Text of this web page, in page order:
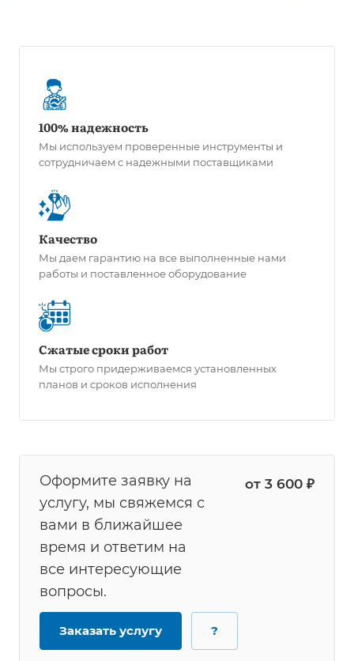
100% надежность
Мы используем проверенные инструменты и
сотрудничаем с надежными поставщиками
Качество
Мы даем гарантию на все выполненные нами
работы и поставленное оборудование
Сжатые сроки работ
Мы строго придерживаемся установленных
планов и сроков исполнения
Оформите заявку на
услугу, мы свяжемся с
вами в ближайшее
время и ответим на
все интересующие
вопросы.
от 3 600 ₽
Заказать услугу ?